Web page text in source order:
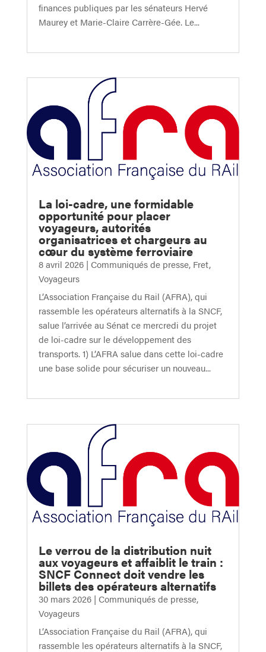
finances publiques par les sénateurs Hervé
Maurey et Marie-Claire Carrère-Gée. Le...
La loi-cadre, une formidable
opportunité pour placer
voyageurs, autorités
organisatrices et chargeurs au
cœur du système ferroviaire
8 avril 2026| Communiqués de presse, Fret,
Voyageurs
L’Association Française du Rail (AFRA), qui
rassemble les opérateurs alternatifs à la SNCF,
salue l’arrivée au Sénat ce mercredi du projet
de loi-cadre sur le développement des
transports. 1) L’AFRA salue dans cette loi-cadre
une base solide pour sécuriser un nouveau...
Le verrou de la distribution nuit
aux voyageurs et affaiblit le train :
SNCF Connect doit vendre les
billets des opérateurs alternatifs
30 mars 2026| Communiqués de presse,
Voyageurs
L’Association Française du Rail (AFRA), qui
rassemble les opérateurs alternatifs à la SNCF,